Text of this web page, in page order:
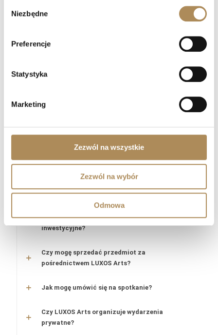
zgody
Niezbędne
Preferencje
Statystyka
Marketing
Zezwól na wszystkie
Zezwól na wybór
Odmowa
poprosić o wyszukanie konkretnego przedmiotu?
autentyczne i wartościowe?
Czy każdy przedmiot posiada certyfikat
Co oznacza „LUXOS Arts Certified Selection”?
Jakie certyfikaty posiada zespół LUXOS Arts?
Czy zakupy w LUXOS Arts są bezpieczne?
Czy LUXOS Arts oferuje doradztwo
inwestycyjne?
Czy mogę sprzedać przedmiot za
pośrednictwem LUXOS Arts?
Jak mogę umówić się na spotkanie?
Czy LUXOS Arts organizuje wydarzenia
prywatne?